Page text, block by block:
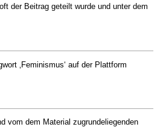
der Beitrag geteilt wurde und unter dem
‚Feminismus‘ auf der Plattform
vom dem Material zugrundeliegenden